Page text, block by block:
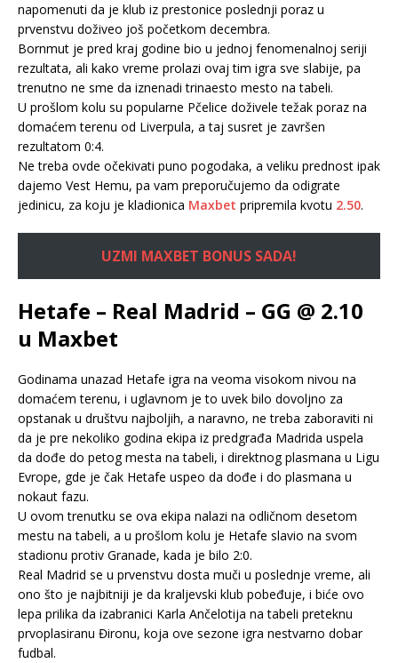
napomenuti da je klub iz prestonice poslednji poraz u
prvenstvu doživeo još početkom decembra.
Bornmut je pred kraj godine bio u jednoj fenomenalnoj seriji
rezultata, ali kako vreme prolazi ovaj tim igra sve slabije, pa
trenutno ne sme da iznenadi trinaesto mesto na tabeli.
U prošlom kolu su popularne Pčelice doživele težak poraz na
domaćem terenu od Liverpula, a taj susret je završen
rezultatom 0:4.
Ne treba ovde očekivati puno pogodaka, a veliku prednost ipak
dajemo Vest Hemu, pa vam preporučujemo da odigrate
jedinicu, za koju je kladionica Maxbet pripremila kvotu 2.50.
UZMI MAXBET BONUS SADA!
Hetafe – Real Madrid – GG @ 2.10
u Maxbet
Godinama unazad Hetafe igra na veoma visokom nivou na
domaćem terenu, i uglavnom je to uvek bilo dovoljno za
opstanak u društvu najboljih, a naravno, ne treba zaboraviti ni
da je pre nekoliko godina ekipa iz predgrađa Madrida uspela
da dođe do petog mesta na tabeli, i direktnog plasmana u Ligu
Evrope, gde je čak Hetafe uspeo da dođe i do plasmana u
nokaut fazu.
U ovom trenutku se ova ekipa nalazi na odličnom desetom
mestu na tabeli, a u prošlom kolu je Hetafe slavio na svom
stadionu protiv Granade, kada je bilo 2:0.
Real Madrid se u prvenstvu dosta muči u poslednje vreme, ali
ono što je najbitniji je da kraljevski klub pobeđuje, i biće ovo
lepa prilika da izabranici Karla Ančelotija na tabeli preteknu
prvoplasiranu Đironu, koja ove sezone igra nestvarno dobar
fudbal.